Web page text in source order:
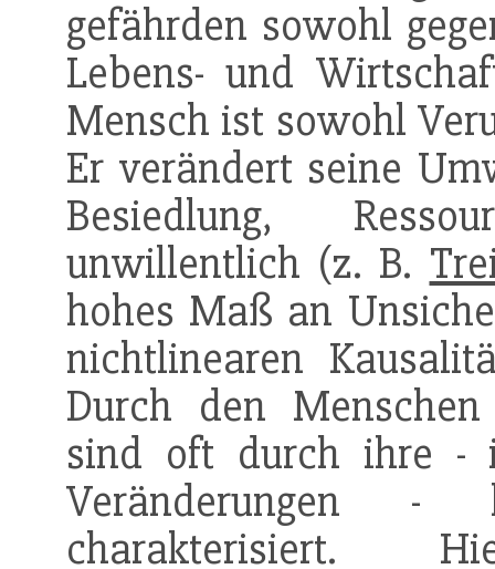
gefährden sowohl
Lebens- und
Mensch ist sowohl
Er verändert seine
Besiedlung,
unwillentlich (z. B.
hohes Maß an
nichtlinearen
Durch den
sind oft durch ihre -
Veränderungen -
charakterisiert.